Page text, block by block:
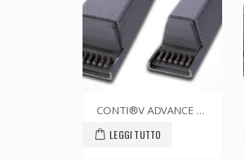
CONTI®V ADVANCE SPZ1412CR
LEGGI TUTTO